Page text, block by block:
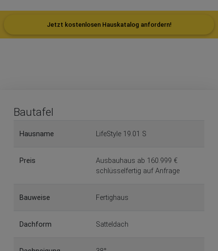
Jetzt kostenlosen Hauskatalog anfordern!
Bautafel
Hausname LifeStyle 19.01 S
Preis
Ausbauhaus ab 160.999 €
schlüsselfertig auf Anfrage
Bauweise Fertighaus
Dachform Satteldach